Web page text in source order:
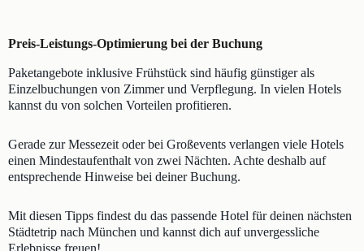
Preis-Leistungs-Optimierung bei der Buchung
Paketangebote inklusive Frühstück sind häufig günstiger als
Einzelbuchungen von Zimmer und Verpflegung. In vielen Hotels
kannst du von solchen Vorteilen profitieren.
Gerade zur Messezeit oder bei Großevents verlangen viele Hotels
einen Mindestaufenthalt von zwei Nächten. Achte deshalb auf
entsprechende Hinweise bei deiner Buchung.
Mit diesen Tipps findest du das passende Hotel für deinen nächsten
Städtetrip nach München und kannst dich auf unvergessliche
Erlebnisse freuen!